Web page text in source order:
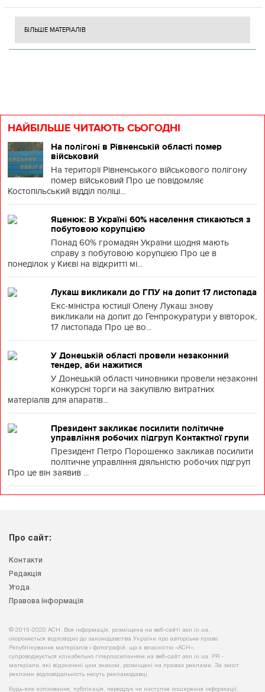
БІЛЬШЕ МАТЕРІАЛІВ
НАЙБІЛЬШЕ ЧИТАЮТЬ СЬОГОДНІ
На полігоні в Рівненській області помер
військовий
На території Рівненського військового полігону
помер військовий Про це повідомляє
Костопільський відділ поліці...
Яценюк: В Україні 60% населення стикаються з
побутовою корупцією
Понад 60% громадян України щодня мають
справу з побутовою корупцією Про це в
понеділок у Києві на відкритті мі...
Лукаш викликали до ГПУ на допит 17 листопада
Екс-міністра юстиції Олену Лукаш знову
викликали на допит до Генпрокуратури у вівторок,
17 листопада Про це во...
У Донецькій області провели незаконний
тендер, аби нажитися
У Донецькій області чиновники провели незаконні
конкурсні торги на закупівлю витратних
матеріалів для апаратів...
Президент закликає посилити політичне
управління робочих підгруп Контактної групи
Президент Петро Порошенко закликав посилити
політичне управління діяльністю робочих підгруп
Про це він заявив ...
Про сайт:
Контакти
Редакція
Угода
Правова інформація
© 2015-2020 АСН. Вся інформація, розміщена на веб-сайті asn.in.ua,
охороняється відповідно до законодавства України про авторське право.
Републікування матеріалів і фотографій, що є власністю «АСН»,
супроводжується клікабельно гіперпосиланням на веб-сайт asn.іn.ua. PR -
матеріали, які відзначені цим знаком, розміщені на правах реклами. За зміст
реклами відповідальність несуть рекламодавці.
Будь-яке копiювання, публiкацiя, передрук чи наступне поширення iнформацiї,